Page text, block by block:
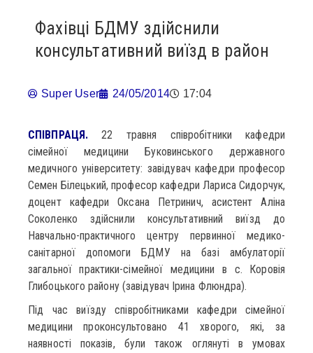
Фахівці БДМУ здійснили
консультативний виїзд в район
Super User 24/05/2014 17:04
СПІВПРАЦЯ. 22 травня співробітники кафедри
сімейної медицини Буковинського державного
медичного університету: завідувач кафедри професор
Семен Білецький, професор кафедри Лариса Сидорчук,
доцент кафедри Оксана Петринич, асистент Аліна
Соколенко здійснили консультативний виїзд до
Навчально-практичного центру первинної медико-
санітарної допомоги БДМУ на базі амбулаторії
загальної практики-сімейної медицини в с. Коровія
Глибоцького району (завідувач Ірина Флюндра).
Під час виїзду співробітниками кафедри сімейної
медицини проконсультовано 41 хворого, які, за
наявності показів, були також оглянуті в умовах